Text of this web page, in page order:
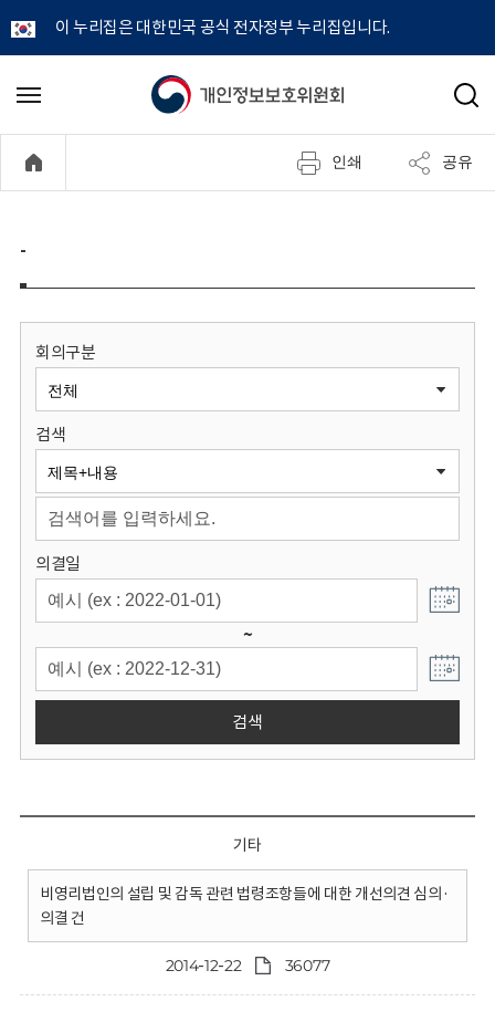
이 누리집은 대한민국 공식 전자정부 누리집입니다.
개
정
보
원
회
메
기
검
인쇄 공유
-
회의구분
검색
의결일
~
검색
기타
비영리법인의 설립 및 감독 관련 법령조항들에 대한 개선의견 심의·
의결 건
2014-12-22 36077